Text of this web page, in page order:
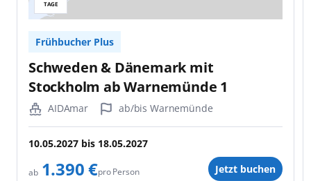
TAGE
Frühbucher Plus
Schweden & Dänemark mit
Stockholm ab Warnemünde 1
AIDAmar ab/bis Warnemünde
10.05.2027 bis 18.05.2027
ab 1.390 €pro Person Jetzt buchen